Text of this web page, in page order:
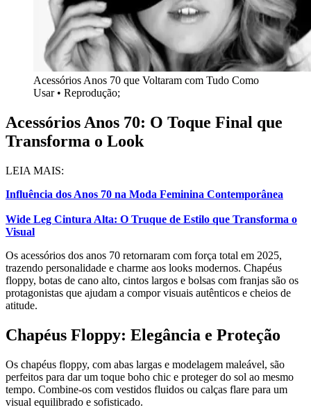
Acessórios Anos 70 que Voltaram com Tudo Como
Usar• Reprodução;
Acessórios Anos 70: O Toque Final que
Transforma o Look
LEIA MAIS:
Influência dos Anos 70 na Moda Feminina Contemporânea
Wide Leg Cintura Alta: O Truque de Estilo que Transforma o
Visual
Os acessórios dos anos 70 retornaram com força total em 2025,
trazendo personalidade e charme aos looks modernos. Chapéus
floppy, botas de cano alto, cintos largos e bolsas com franjas são os
protagonistas que ajudam a compor visuais autênticos e cheios de
atitude.
Chapéus Floppy: Elegância e Proteção
Os chapéus floppy, com abas largas e modelagem maleável, são
perfeitos para dar um toque boho chic e proteger do sol ao mesmo
tempo. Combine-os com vestidos fluidos ou calças flare para um
visual equilibrado e sofisticado.